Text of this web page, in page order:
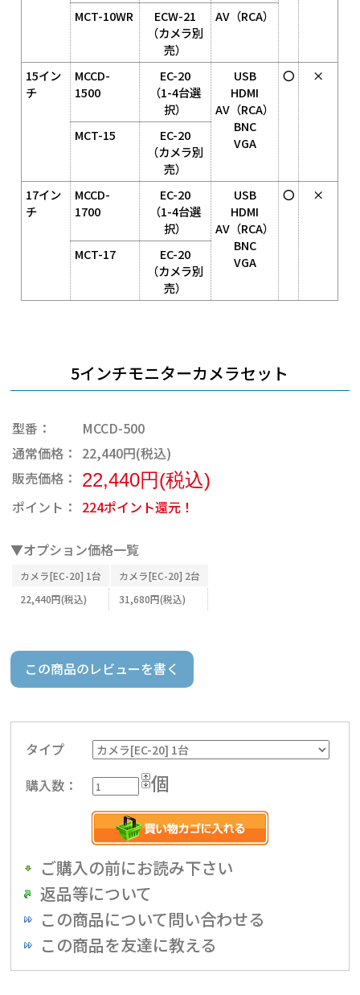
MCT-10WR
ECW-21
（カメラ別
売）
AV（RCA）
15イン
チ
MCCD-
1500
EC-20
（1-4台選
択）
USB
HDMI
AV（RCA）
BNC
VGA
〇 ×
MCT-15
EC-20
（カメラ別
売）
17イン
チ
MCCD-
1700
EC-20
（1-4台選
択）
USB
HDMI
AV（RCA）
BNC
VGA
〇 ×
MCT-17
EC-20
（カメラ別
売）
5インチモニターカメラセット
型番：
MCCD-500
通常価格： 22,440円(税込)
販売価格： 22,440円(税込)
ポイント： 224ポイント還元！
▼オプション価格一覧
カメラ[EC-20] 1台
カメラ[EC-20] 2台
22,440円(税込)
31,680円(税込)
この商品のレビューを書く
タイプ
購入数：
個
ご購入の前にお読み下さい
返品等について
この商品について問い合わせる
この商品を友達に教える